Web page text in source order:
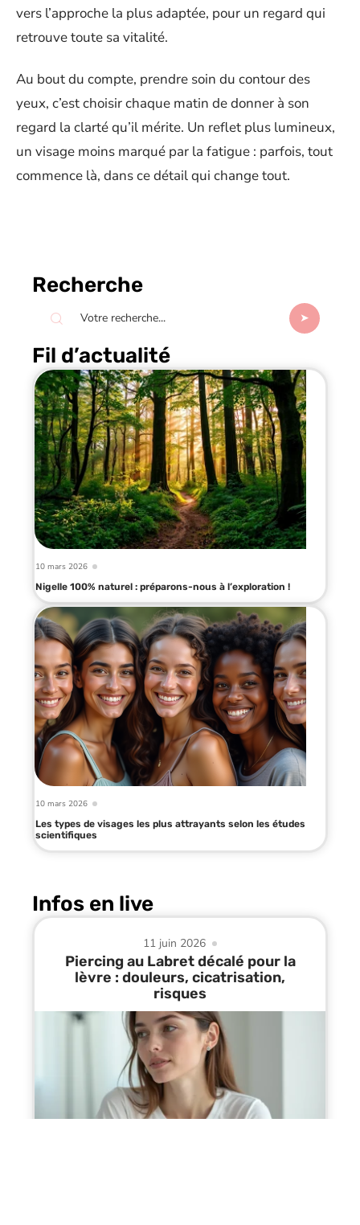
vers l’approche la plus adaptée, pour un regard qui
retrouve toute sa vitalité.
Au bout du compte, prendre soin du contour des
yeux, c’est choisir chaque matin de donner à son
regard la clarté qu’il mérite. Un reflet plus lumineux,
un visage moins marqué par la fatigue : parfois, tout
commence là, dans ce détail qui change tout.
Recherche
Fil d’actualité
10 mars 2026
Nigelle 100% naturel : préparons-nous à l’exploration !
10 mars 2026
Les types de visages les plus attrayants selon les études
scientifiques
Infos en live
11 juin 2026
Piercing au Labret décalé pour la
lèvre : douleurs, cicatrisation,
risques